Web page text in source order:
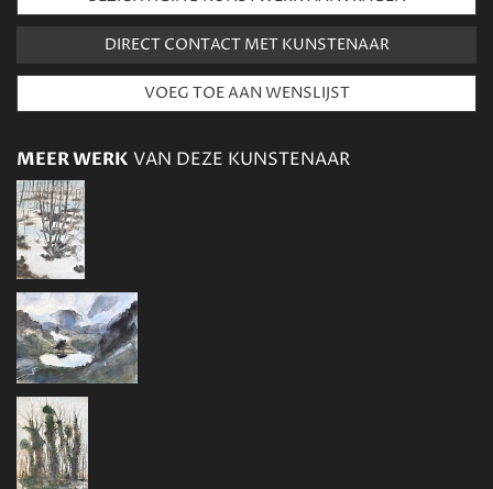
DIRECT CONTACT MET KUNSTENAAR
MEER WERK VAN DEZE KUNSTENAAR